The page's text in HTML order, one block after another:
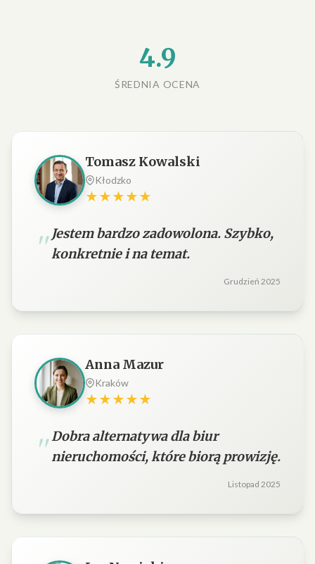
4.9
ŚREDNIA OCENA
Tomasz Kowalski
Kłodzko
★★★★★
Jestem bardzo zadowolona. Szybko,
konkretnie i na temat.
Grudzień 2025
Anna Mazur
Kraków
★★★★★
Dobra alternatywa dla biur
nieruchomości, które biorą prowizję.
Listopad 2025